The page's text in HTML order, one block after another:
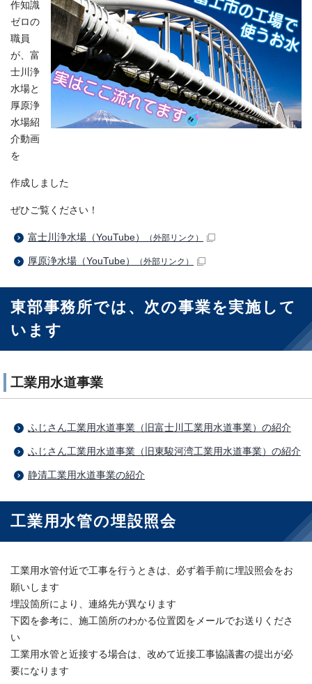
作知識
ゼロの
職員
が、富
士川浄
水場と
厚原浄
水場紹
介動画
を
作成しました
ぜひご覧ください！
富士川浄水場（YouTube） （外部リンク）
厚原浄水場（YouTube） （外部リンク）
東部事務所では、次の事業を実施して
います
工業用水道事業
ふじさん工業用水道事業（旧富士川工業用水道事業）の紹介
ふじさん工業用水道事業（旧東駿河湾工業用水道事業）の紹介
静清工業用水道事業の紹介
工業用水管の埋設照会
工業用水管付近で工事を行うときは、必ず着手前に埋設照会をお
願いします
埋設箇所により、連絡先が異なります
下図を参考に、施工箇所のわかる位置図をメールでお送りくださ
い
工業用水管と近接する場合は、改めて近接工事協議書の提出が必
要になります